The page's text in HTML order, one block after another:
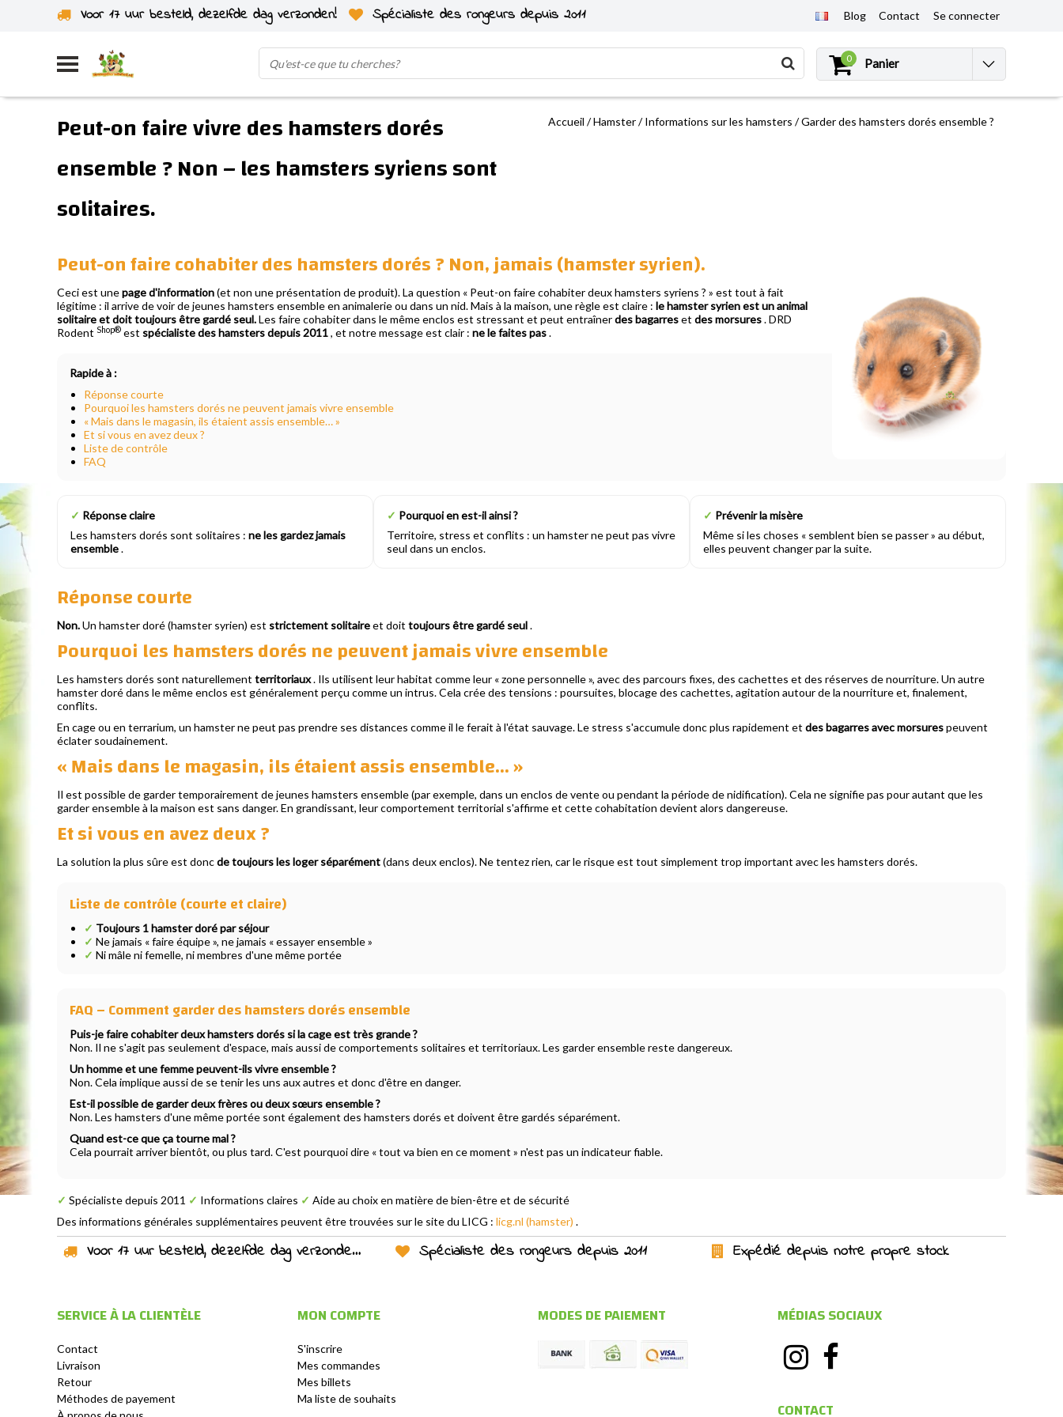
Voor 17 uur besteld, dezelfde dag verzonden!
Spécialiste des rongeurs depuis 2011
Expédié depuis notre propre stock
Blog Contact Se connecter
0 Panier
Peut-on faire vivre des hamsters dorés
ensemble ? Non – les hamsters syriens sont
solitaires.
Accueil /Hamster/Informations sur les hamsters /Garder des hamsters dorés ensemble ?
Peut-on faire cohabiter des hamsters dorés ? Non, jamais (hamster syrien).
Ceci est unepage d'information(et non une présentation de produit). La question « Peut-on faire cohabiter deux hamsters syriens ? » est tout à fait
légitime : il arrive de voir de jeunes hamsters ensemble en animalerie ou dans un nid. Mais à la maison, une règle est claire : le hamster syrien est un animal
solitaire et doit toujours être gardé seul.Les faire cohabiter dans le même enclos est stressant et peut entraînerdes bagarreset des morsures. DRD
Rodent Shop® est spécialiste des hamsters depuis 2011, et notre message est clair : ne le faites pas.
Rapide à :
Réponse courte
Pourquoi les hamsters dorés ne peuvent jamais vivre ensemble
« Mais dans le magasin, ils étaient assis ensemble… »
Et si vous en avez deux ?
Liste de contrôle
FAQ
✓ Réponse claire
Les hamsters dorés sont solitaires : ne les gardez jamais
ensemble.
✓ Pourquoi en est-il ainsi ?
Territoire, stress et conflits : un hamster ne peut pas vivre
seul dans un enclos.
✓ Prévenir la misère
Même si les choses « semblent bien se passer » au début,
elles peuvent changer par la suite.
Réponse courte
Non.Un hamster doré (hamster syrien) est strictement solitaireet doit toujours être gardé seul.
Pourquoi les hamsters dorés ne peuvent jamais vivre ensemble
Les hamsters dorés sont naturellement territoriaux. Ils utilisent leur habitat comme leur « zone personnelle », avec des parcours fixes, des cachettes et des réserves de nourriture. Un autre
hamster doré dans le même enclos est généralement perçu comme un intrus. Cela crée des tensions : poursuites, blocage des cachettes, agitation autour de la nourriture et, finalement,
conflits.
En cage ou en terrarium, un hamster ne peut pas prendre ses distances comme il le ferait à l'état sauvage. Le stress s'accumule donc plus rapidement et des bagarres avec morsurespeuvent
éclater soudainement.
« Mais dans le magasin, ils étaient assis ensemble… »
Il est possible de garder temporairement de jeunes hamsters ensemble (par exemple, dans un enclos de vente ou pendant la période de nidification). Cela ne signifie pas pour autant que les
garder ensemble à la maison est sans danger. En grandissant, leur comportement territorial s'affirme et cette cohabitation devient alors dangereuse.
Et si vous en avez deux ?
La solution la plus sûre est doncde toujours les loger séparément(dans deux enclos). Ne tentez rien, car le risque est tout simplement trop important avec les hamsters dorés.
Liste de contrôle (courte et claire)
✓ Toujours 1 hamster doré par séjour
✓ Ne jamais « faire équipe », ne jamais « essayer ensemble »
✓ Ni mâle ni femelle, ni membres d'une même portée
FAQ – Comment garder des hamsters dorés ensemble
Puis-je faire cohabiter deux hamsters dorés si la cage est très grande ?
Non. Il ne s'agit pas seulement d'espace, mais aussi de comportements solitaires et territoriaux. Les garder ensemble reste dangereux.
Un homme et une femme peuvent-ils vivre ensemble ?
Non. Cela implique aussi de se tenir les uns aux autres et donc d'être en danger.
Est-il possible de garder deux frères ou deux sœurs ensemble ?
Non. Les hamsters d'une même portée sont également des hamsters dorés et doivent être gardés séparément.
Quand est-ce que ça tourne mal ?
Cela pourrait arriver bientôt, ou plus tard. C'est pourquoi dire « tout va bien en ce moment » n'est pas un indicateur fiable.
✓ Spécialiste depuis 2011 ✓ Informations claires ✓ Aide au choix en matière de bien-être et de sécurité
Des informations générales supplémentaires peuvent être trouvées sur le site du LICG : licg.nl (hamster) .
Voor 17 uur besteld, dezelfde dag verzonden! Spécialiste des rongeurs depuis 2011 Expédié depuis notre propre stock
SERVICE À LA CLIENTÈLE
Contact
Livraison
Retour
Méthodes de payement
MON COMPTE
S'inscrire
Mes commandes
Mes billets
Ma liste de souhaits
MODES DE PAIEMENT MÉDIAS SOCIAUX
CONTACT